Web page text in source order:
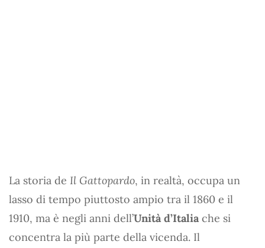
La storia de Il Gattopardo, in realtà, occupa un
lasso di tempo piuttosto ampio tra il 1860 e il
1910, ma è negli anni dell’Unità d’Italia che si
concentra la più parte della vicenda. Il